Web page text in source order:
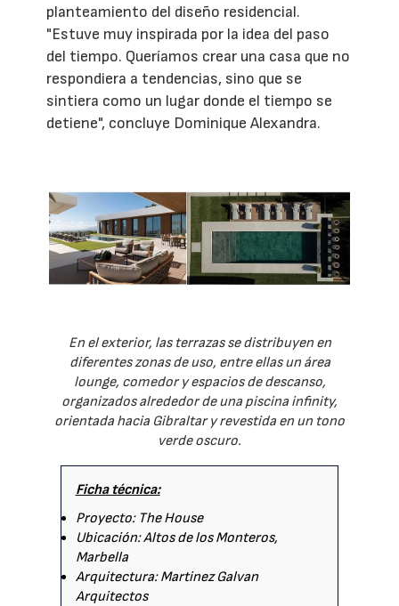
planteamiento del diseño residencial.
"Estuve muy inspirada por la idea del paso
del tiempo. Queríamos crear una casa que no
respondiera a tendencias, sino que se
sintiera como un lugar donde el tiempo se
detiene", concluye Dominique Alexandra.
En el exterior, las terrazas se distribuyen en
diferentes zonas de uso, entre ellas un área
lounge, comedor y espacios de descanso,
organizados alrededor de una piscina infinity,
orientada hacia Gibraltar y revestida en un tono
verde oscuro.
Ficha técnica:
Proyecto: The House
Ubicación: Altos de los Monteros,
Marbella
Arquitectura: Martinez Galvan
Arquitectos